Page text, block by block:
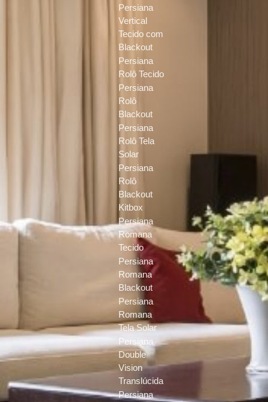
Persiana
Vertical
Tecido com
Blackout
Persiana
Rolô Tecido
Persiana
Rolô
Blackout
Persiana
Rolô Tela
Solar
Persiana
Rolô
Blackout
Kitbox
Persiana
Romana
Tecido
Persiana
Romana
Blackout
Persiana
Romana
Tela Solar
Persiana
Double
Vision
Translúcida
Persiana